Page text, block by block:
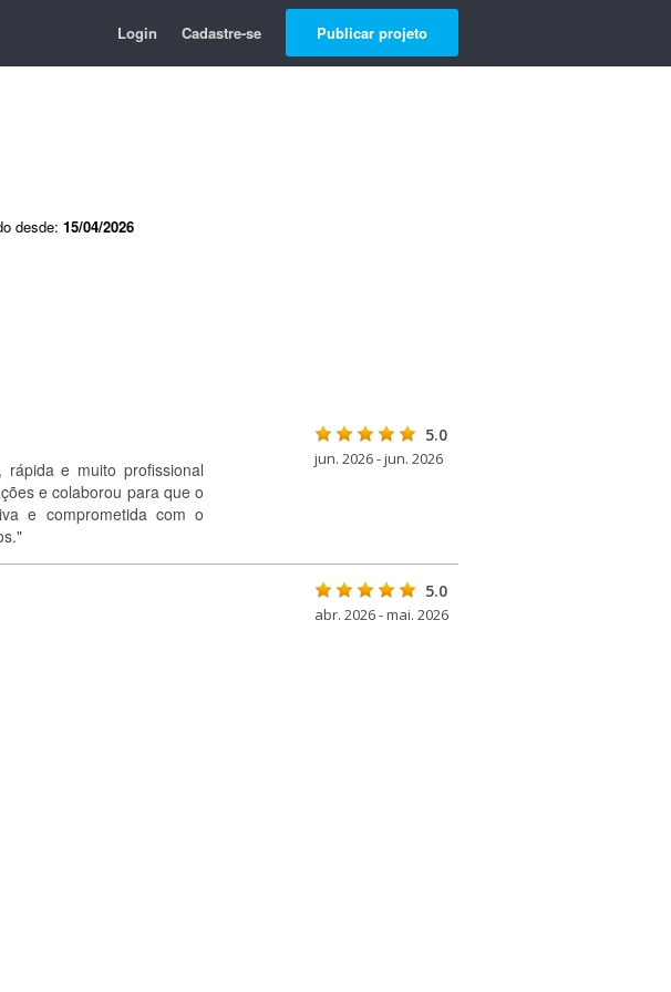
Login Cadastre-se Publicar projeto
desde: 15/04/2026
e muito profissional
e colaborou para que o
e comprometida com o
5.0
jun. 2026 - jun. 2026
5.0
abr. 2026 - mai. 2026